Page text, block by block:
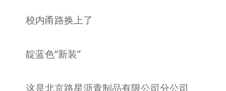
身边好人
校内甬路换上了
靛蓝色“新装”
这是北京路星沥青制品有限公司分公司